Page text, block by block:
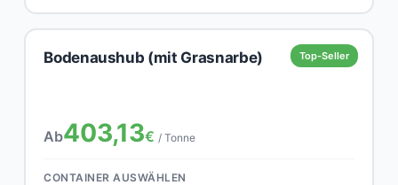
Top-Seller
Bodenaushub (mit Grasnarbe)
Ab403,13€ / Tonne
CONTAINER AUSWÄHLEN